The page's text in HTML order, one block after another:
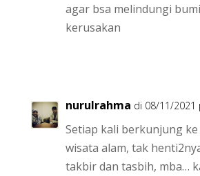
agar bsa melindungi
kerusakan
nurulrahma di 08/11/2021
Setiap kali berkunjung
wisata alam, tak
takbir dan tasbih, mba…